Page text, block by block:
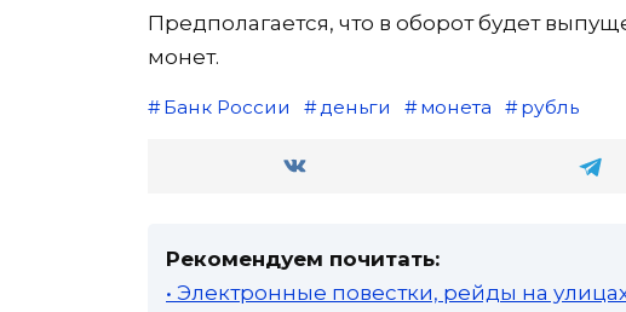
Предполагается, что в оборот будет
монет.
Банк России деньги монета рубль
Рекомендуем почитать:
• Электронные повестки, рейды на